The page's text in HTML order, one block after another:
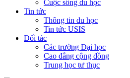
Cuộc sống du học
Tin tức
Thông tin du học
Tin tức USIS
Đối tác
Các trường Đại học
Cao đẳng cộng đồng
Trung học tư thục